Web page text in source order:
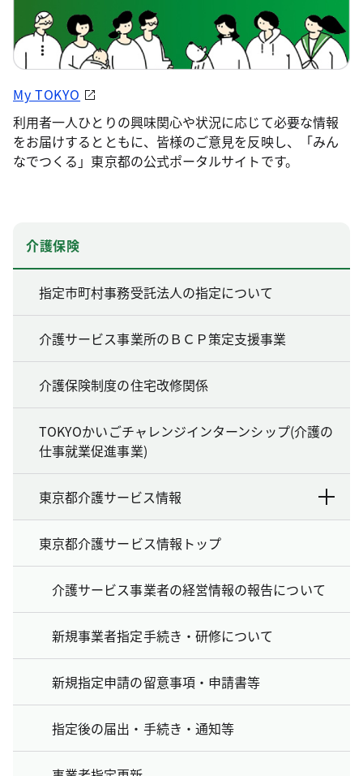
My TOKYO
利用者一人ひとりの興味関心や状況に応じて必要な情報
をお届けするとともに、皆様のご意見を反映し、「みん
なでつくる」東京都の公式ポータルサイトです。
介護保険
指定市町村事務受託法人の指定について
介護サービス事業所のＢＣＰ策定支援事業
介護保険制度の住宅改修関係
TOKYOかいごチャレンジインターンシップ(介護の
仕事就業促進事業)
東京都介護サービス情報
東京都介護サービス情報トップ
介護サービス事業者の経営情報の報告について
新規事業者指定手続き・研修について
新規指定申請の留意事項・申請書等
指定後の届出・手続き・通知等